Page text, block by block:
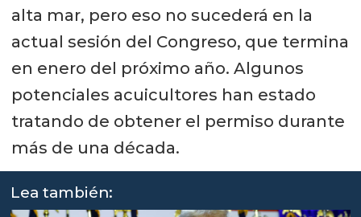
alta mar, pero eso no sucederá en la
actual sesión del Congreso, que termina
en enero del próximo año. Algunos
potenciales acuicultores han estado
tratando de obtener el permiso durante
más de una década.
Lea también: